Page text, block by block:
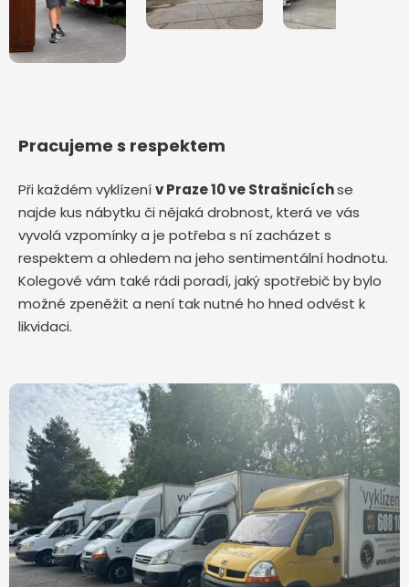
Pracujeme s respektem
Při každém vyklízenív Praze 10 ve Strašnicíchse
najde kus nábytku či nějaká drobnost, která ve vás
vyvolá vzpomínky a je potřeba s ní zacházet s
respektem a ohledem na jeho sentimentální hodnotu.
Kolegové vám také rádi poradí, jaký spotřebič by bylo
možné zpeněžit a není tak nutné ho hned odvést k
likvidaci.